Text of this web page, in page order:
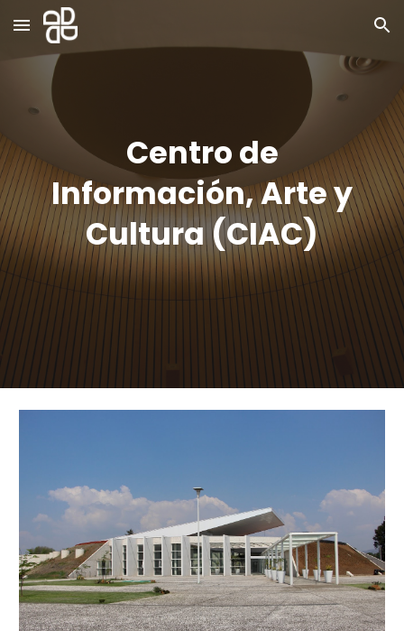
Skip to main content Skip to navigation
Centro de
Información, Arte y
Cultura (CIAC)